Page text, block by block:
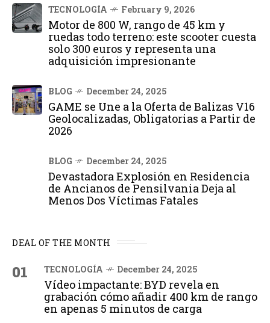
TECNOLOGÍA February 9, 2026
Motor de 800 W, rango de 45 km y
ruedas todo terreno: este scooter cuesta
solo 300 euros y representa una
adquisición impresionante
BLOG December 24, 2025
GAME se Une a la Oferta de Balizas V16
Geolocalizadas, Obligatorias a Partir de
2026
BLOG December 24, 2025
Devastadora Explosión en Residencia
de Ancianos de Pensilvania Deja al
Menos Dos Víctimas Fatales
DEAL OF THE MONTH
01 TECNOLOGÍA December 24, 2025
Vídeo impactante: BYD revela en
grabación cómo añadir 400 km de rango
en apenas 5 minutos de carga